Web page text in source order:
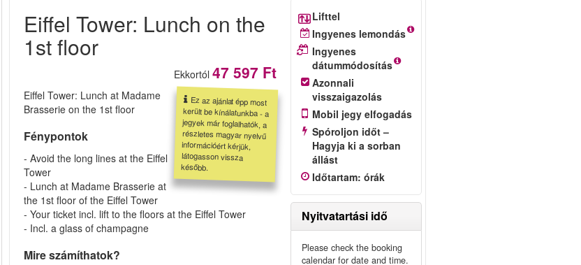
Eiffel Tower: Lunch on the
1st floor
Ekkortól 47 597 Ft
Ez az ajánlat épp most
került be kínálatunkba - a
jegyek már foglalhatók, a
részletes magyar nyelvű
információért kérjük,
látogasson vissza
később.
Eiffel Tower: Lunch at Madame
Brasserie on the 1st floor
Fénypontok
- Avoid the long lines at the Eiffel
Tower
- Lunch at Madame Brasserie at
the 1st floor of the Eiffel Tower
- Your ticket incl. lift to the floors at the Eiffel Tower
- Incl. a glass of champagne
Mire számíthatok?
Lifttel
Ingyenes lemondás
Ingyenes
dátummódosítás
Azonnali
visszaigazolás
Mobil jegy elfogadás
Spóroljon időt –
Hagyja ki a sorban
állást
Időtartam: órák
Nyitvatartási idő
Please check the booking
calendar for date and time.